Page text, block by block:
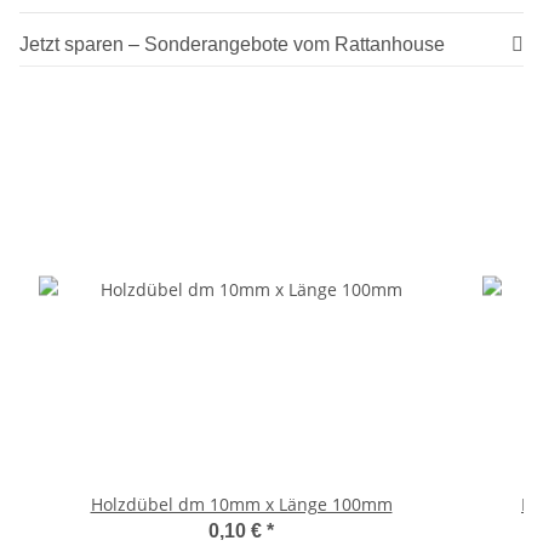
Jetzt sparen – Sonderangebote vom Rattanhouse
Holzdübel dm 10mm x Länge 100mm
0,10 € *